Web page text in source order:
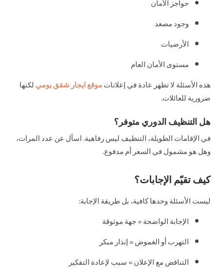
حواجز الأمان
وجود مصعد
الأرضيات
مستوى الأمان العام
هذه الأسئلة لا تظهر عادة في إعلاناتموقع ايجار شقق يوميلكنها
ضرورية للعائلات.
هل التنظيف الدوري متوفر؟
في الإقامات الطويلة، التنظيف ليس رفاهية. اسأل عن عدد المرات،
وهل هو مشمول في السعر أم مدفوع.
كيف تقيّم الإجابات؟
ليست الأسئلة وحدها كافية، بل طريقة الإجابة:
الإجابة الواضحة = جهة موثوقة
التهرب أو الغموض = إنذار مبكر
التناقض مع الإعلان = سبب لإعادة التفكير